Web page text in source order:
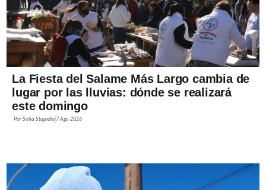
La Fiesta del Salame Más Largo cambia de
lugar por las lluvias: dónde se realizará
este domingo
PorSofía Stupiello 7 Ago 2026